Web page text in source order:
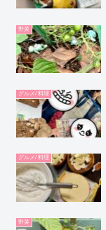
野菜
グルメ/ 料理
グルメ/ 料理
野菜